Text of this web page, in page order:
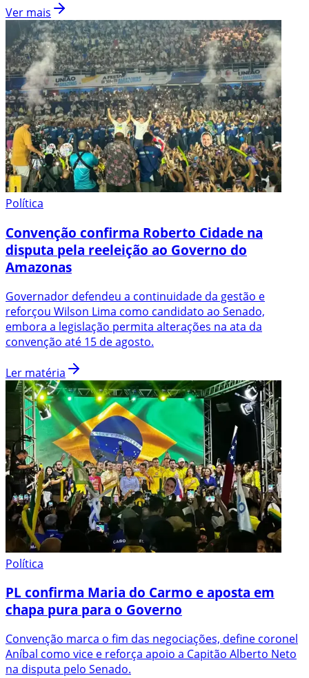
Ver mais
Política
Convenção confirma Roberto Cidade na
disputa pela reeleição ao Governo do
Amazonas
Governador defendeu a continuidade da gestão e
reforçou Wilson Lima como candidato ao Senado,
embora a legislação permita alterações na ata da
convenção até 15 de agosto.
Ler matéria
Política
PL confirma Maria do Carmo e aposta em
chapa pura para o Governo
Convenção marca o fim das negociações, define coronel
Aníbal como vice e reforça apoio a Capitão Alberto Neto
na disputa pelo Senado.